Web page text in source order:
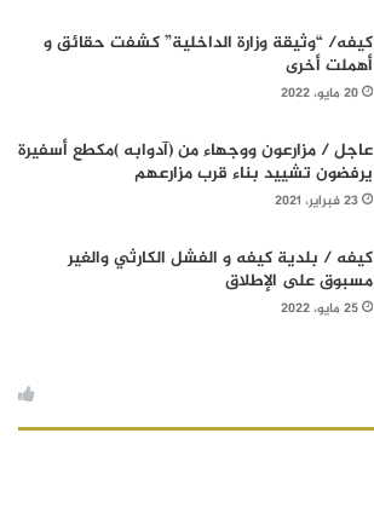
كيفه/ “وثيقة وزارة الداخلية” كشفت حقائق و
أهملت أخرى
20 مايو، 2022
عاجل / مزارعون ووجهاء من (آدوابه )مكطع أسفيرة
يرفضون تشييد بناء قرب مزارعهم
23 فبراير، 2021
كيفه / بلدية كيفه و الفشل الكارثي والغير
مسبوق على الإطلاق
25 مايو، 2022